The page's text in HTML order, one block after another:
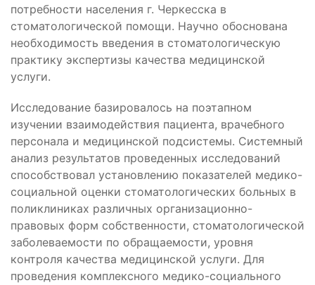
потребности населения г. Черкесска в
стоматологической помощи. Научно обоснована
необходимость введения в стоматологическую
практику экспертизы качества медицинской
услуги.
Исследование базировалось на поэтапном
изучении взаимодействия пациента, врачебного
персонала и медицинской подсистемы. Системный
анализ результатов проведенных исследований
способствовал установлению показателей медико-
социальной оценки стоматологических больных в
поликлиниках различных организационно-
правовых форм собственности, стоматологической
заболеваемости по обращаемости, уровня
контроля качества медицинской услуги. Для
проведения комплексного медико-социального